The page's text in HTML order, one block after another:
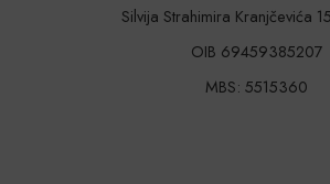
Silvija Strahimira Kranjčevića
OIB 69459385207
MBS: 5515360